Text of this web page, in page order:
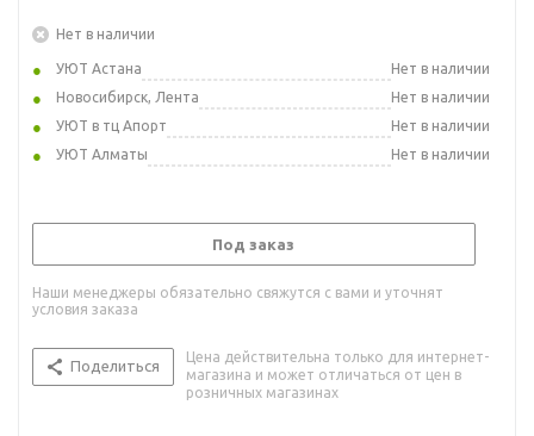
Нет в наличии
УЮТ Астана
Нет в наличии
Новосибирск, Лента
Нет в наличии
УЮТ в тц Апорт
Нет в наличии
УЮТ Алматы
Нет в наличии
Под заказ
Наши менеджеры обязательно свяжутся с вами и уточнят
условия заказа
Поделиться
Цена действительна только для интернет-
магазина и может отличаться от цен в
розничных магазинах